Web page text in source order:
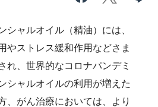
ャルオイル（精油）には、
やストレス緩和作用などさま
れ、世界的なコロナパンデミ
シャルオイルの利用が増えた
、がん治療においては、より